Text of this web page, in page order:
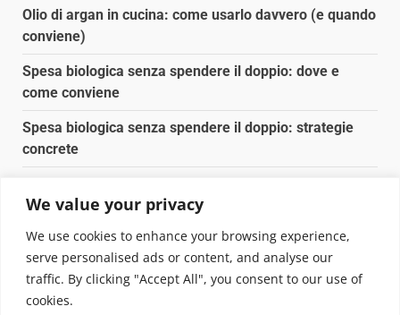
We value your privacy
We use cookies to enhance your browsing experience,
serve personalised ads or content, and analyse our
traffic. By clicking "Accept All", you consent to our use of
cookies.
Olio di argan in cucina: come usarlo davvero (e quando
conviene)
Spesa biologica senza spendere il doppio: dove e
come conviene
Spesa biologica senza spendere il doppio: strategie
concrete
Pulizia naturale della casa: 3 ingredienti che
sostituiscono 10 prodotti chimici
Copyright © 2025 Biopianeta.it proprietà di Jws Media